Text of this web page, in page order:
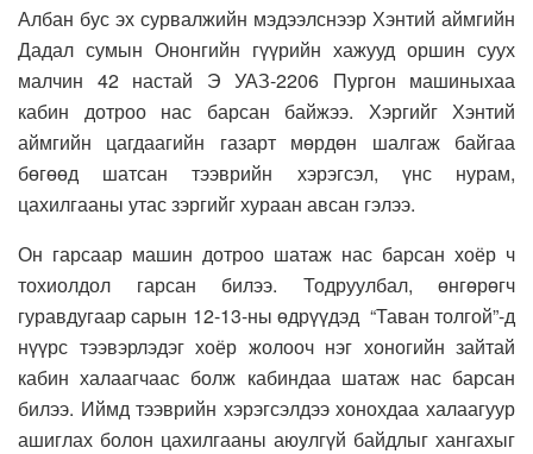
Албан бус эх сурвалжийн мэдээлснээр Хэнтий аймгийн
Дадал сумын Ононгийн гүүрийн хажууд оршин суух
малчин 42 настай Э УАЗ-2206 Пургон машиныхаа
кабин дотроо нас барсан байжээ. Хэргийг Хэнтий
аймгийн цагдаагийн газарт мөрдөн шалгаж байгаа
бөгөөд шатсан тээврийн хэрэгсэл, үнс нурам,
цахилгааны утас зэргийг хураан авсан гэлээ.
Он гарсаар машин дотроо шатаж нас барсан хоёр ч
тохиолдол гарсан билээ. Тодруулбал, өнгөрөгч
гуравдугаар сарын 12-13-ны өдрүүдэд “Таван толгой”-д
нүүрс тээвэрлэдэг хоёр жолооч нэг хоногийн зайтай
кабин халаагчаас болж кабиндаа шатаж нас барсан
билээ. Иймд тээврийн хэрэгсэлдээ хонохдаа халаагуур
ашиглах болон цахилгааны аюулгүй байдлыг хангахыг